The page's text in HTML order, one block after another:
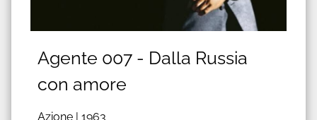
Agente 007 - Dalla Russia
con amore
Azione | 1963